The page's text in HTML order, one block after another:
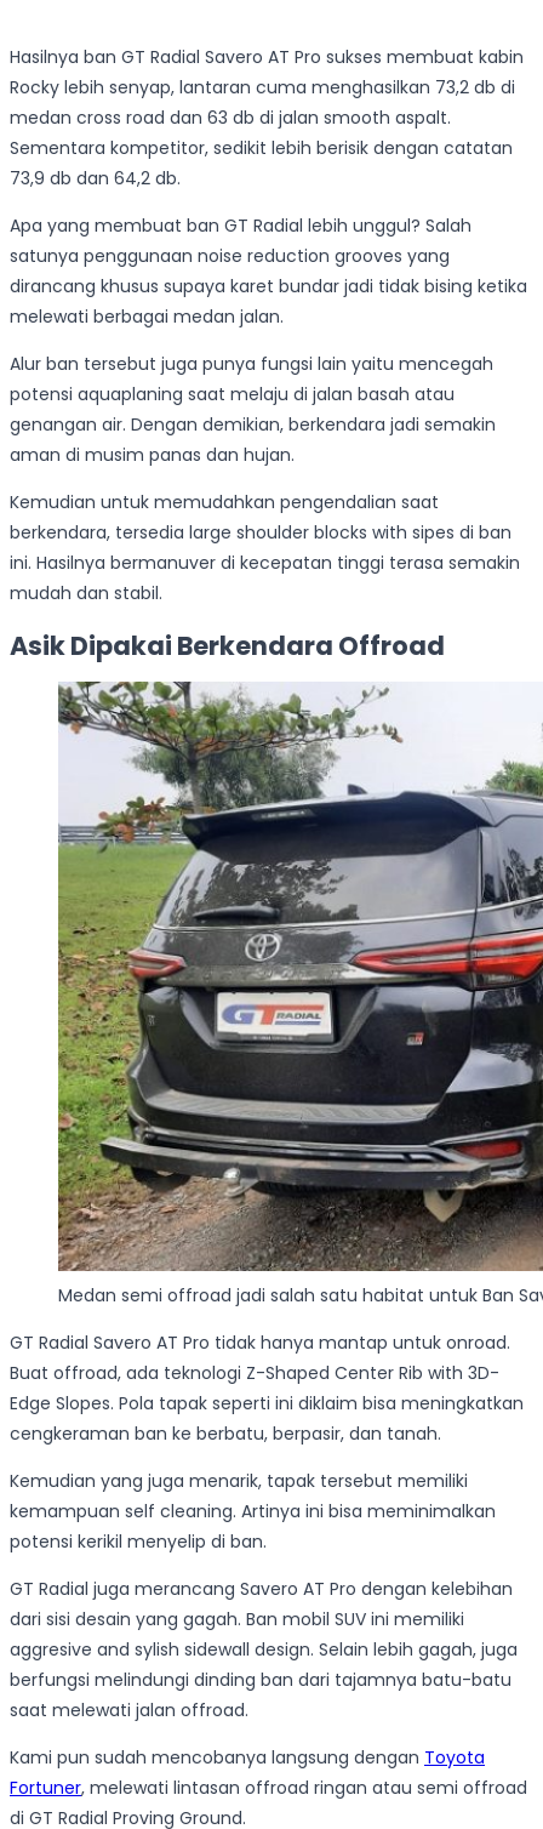
Hasilnya ban GT Radial Savero AT Pro sukses membuat kabin
Rocky lebih senyap, lantaran cuma menghasilkan 73,2 db di
medan cross road dan 63 db di jalan smooth aspalt.
Sementara kompetitor, sedikit lebih berisik dengan catatan
73,9 db dan 64,2 db.
Apa yang membuat ban GT Radial lebih unggul? Salah
satunya penggunaan noise reduction grooves yang
dirancang khusus supaya karet bundar jadi tidak bising ketika
melewati berbagai medan jalan.
Alur ban tersebut juga punya fungsi lain yaitu mencegah
potensi aquaplaning saat melaju di jalan basah atau
genangan air. Dengan demikian, berkendara jadi semakin
aman di musim panas dan hujan.
Kemudian untuk memudahkan pengendalian saat
berkendara, tersedia large shoulder blocks with sipes di ban
ini. Hasilnya bermanuver di kecepatan tinggi terasa semakin
mudah dan stabil.
Asik Dipakai Berkendara Offroad
Medan semi offroad jadi salah satu habitat untuk Ban
GT Radial Savero AT Pro tidak hanya mantap untuk onroad.
Buat offroad, ada teknologi Z-Shaped Center Rib with 3D-
Edge Slopes. Pola tapak seperti ini diklaim bisa meningkatkan
cengkeraman ban ke berbatu, berpasir, dan tanah.
Kemudian yang juga menarik, tapak tersebut memiliki
kemampuan self cleaning. Artinya ini bisa meminimalkan
potensi kerikil menyelip di ban.
GT Radial juga merancang Savero AT Pro dengan kelebihan
dari sisi desain yang gagah. Ban mobil SUV ini memiliki
aggresive and sylish sidewall design. Selain lebih gagah, juga
berfungsi melindungi dinding ban dari tajamnya batu-batu
saat melewati jalan offroad.
Kami pun sudah mencobanya langsung dengan Toyota
Fortuner, melewati lintasan offroad ringan atau semi offroad
di GT Radial Proving Ground.